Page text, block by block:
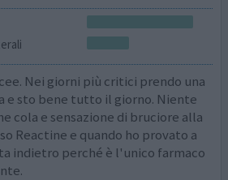
Nei giorni più critici prendo una
e sto bene tutto il giorno. Niente
cola e sensazione di bruciore alla
Reactine e quando ho provato a
indietro perché è l'unico farmaco